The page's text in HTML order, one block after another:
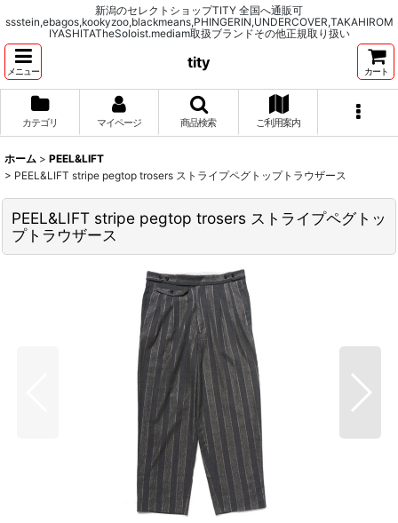
新潟のセレクトショップTITY 全国へ通販可
ssstein,ebagos,kookyzoo,blackmeans,PHINGERIN,UNDERCOVER,TAKAHIROM
IYASHITATheSoloist.mediam取扱ブランドその他正規取り扱い
メニュー
tity
カート
カテゴリ マイページ 商品検索 ご利用案内
ホーム > PEEL&LIFT
> PEEL&LIFT stripe pegtop trosers ストライプペグトップトラウザース
PEEL&LIFT stripe pegtop trosers ストライプペグトッ
プトラウザース